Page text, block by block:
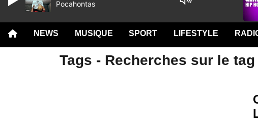
NEWS MUSIQUE SPORT LIFESTYLE
Tags - Recherches sur le
Pocahontas